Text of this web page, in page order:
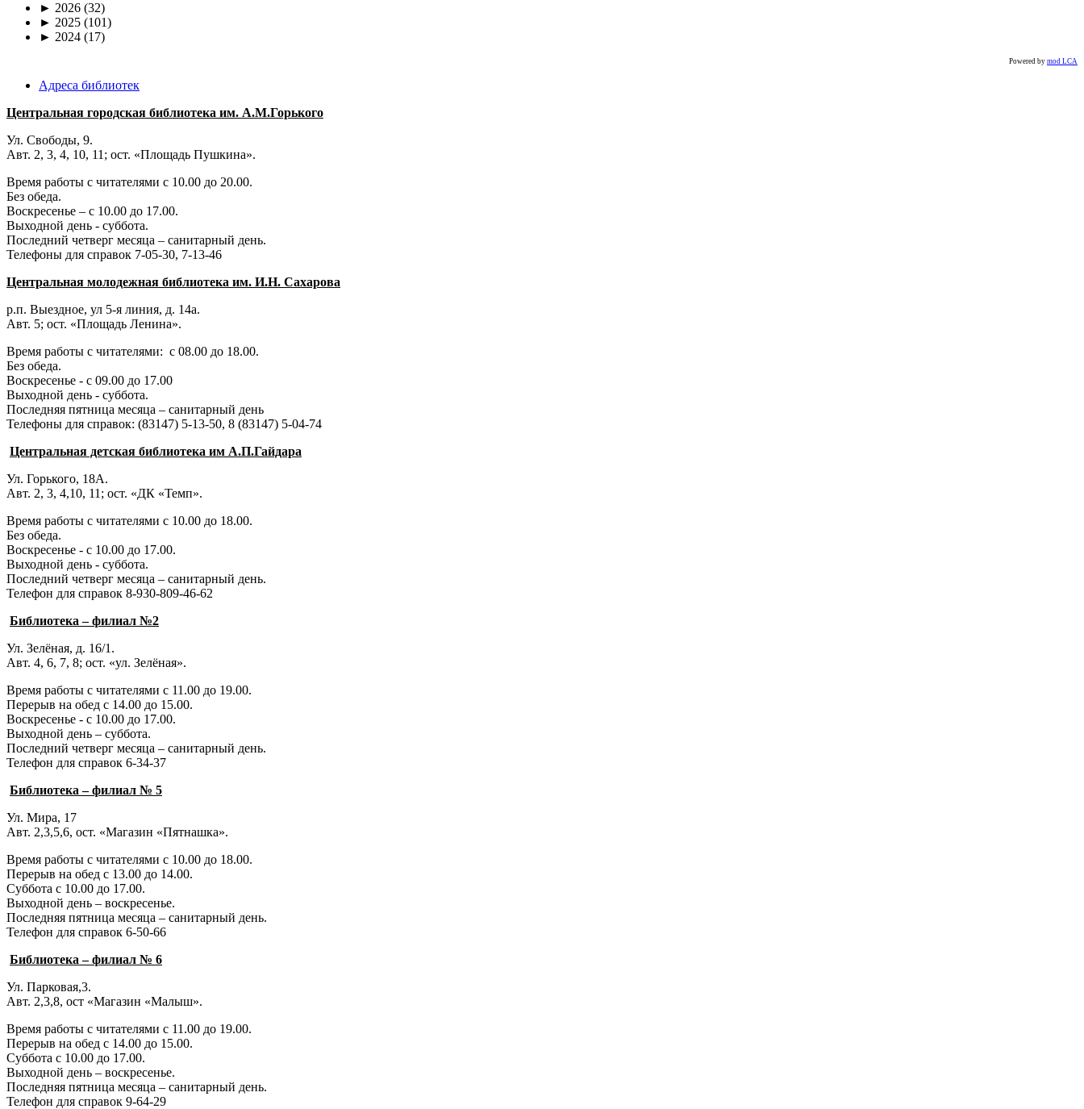
► 2026 (32)
► 2025 (101)
► 2024 (17)
Powered by mod LCA
Адреса библиотек
Центральная городская библиотека им. А.М.Горького
Ул. Свободы, 9.
Авт. 2, 3, 4, 10, 11; ост. «Площадь Пушкина».
Время работы с читателями с 10.00 до 20.00.
Без обеда.
Воскресенье – с 10.00 до 17.00.
Выходной день - суббота.
Последний четверг месяца – санитарный день.
Телефоны для справок 7-05-30, 7-13-46
Центральная молодежная библиотека им. И.Н. Сахарова
р.п. Выездное, ул 5-я линия, д. 14а.
Авт. 5; ост. «Площадь Ленина».
Время работы с читателями: с 08.00 до 18.00.
Без обеда.
Воскресенье - с 09.00 до 17.00
Выходной день - суббота.
Последняя пятница месяца – санитарный день
Телефоны для справок: (83147) 5-13-50, 8 (83147) 5-04-74
Центральная детская библиотека им А.П.Гайдара
Ул. Горького, 18А.
Авт. 2, 3, 4,10, 11; ост. «ДК «Темп».
Время работы с читателями с 10.00 до 18.00.
Без обеда.
Воскресенье - с 10.00 до 17.00.
Выходной день - суббота.
Последний четверг месяца – санитарный день.
Телефон для справок 8-930-809-46-62
Библиотека – филиал №2
Ул. Зелёная, д. 16/1.
Авт. 4, 6, 7, 8; ост. «ул. Зелёная».
Время работы с читателями с 11.00 до 19.00.
Перерыв на обед с 14.00 до 15.00.
Воскресенье - с 10.00 до 17.00.
Выходной день – суббота.
Последний четверг месяца – санитарный день.
Телефон для справок 6-34-37
Библиотека – филиал № 5
Ул. Мира, 17
Авт. 2,3,5,6, ост. «Магазин «Пятнашка».
Время работы с читателями с 10.00 до 18.00.
Перерыв на обед с 13.00 до 14.00.
Суббота с 10.00 до 17.00.
Выходной день – воскресенье.
Последняя пятница месяца – санитарный день.
Телефон для справок 6-50-66
Библиотека – филиал № 6
Ул. Парковая,3.
Авт. 2,3,8, ост «Магазин «Малыш».
Время работы с читателями с 11.00 до 19.00.
Перерыв на обед с 14.00 до 15.00.
Суббота с 10.00 до 17.00.
Выходной день – воскресенье.
Последняя пятница месяца – санитарный день.
Телефон для справок 9-64-29